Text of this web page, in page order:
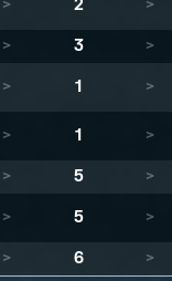
> 2 >
> 3 >
> 1 >
> 1 >
> 5 >
> 5 >
> 6 >